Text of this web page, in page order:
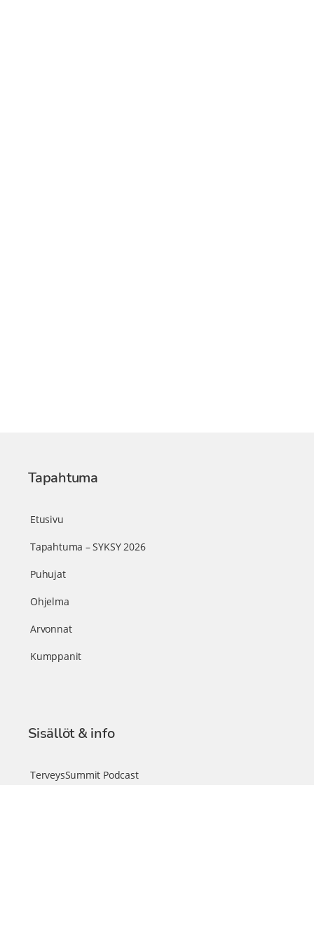
Tapahtuma
Etusivu
Tapahtuma – SYKSY 2026
Puhujat
Ohjelma
Arvonnat
Kumppanit
Sisällöt & info
TerveysSummit Podcast